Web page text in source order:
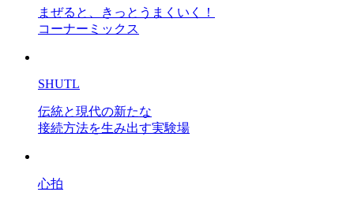
まぜると、きっとうまくいく！
コーナーミックス
SHUTL
伝統と現代の新たな
接続方法を生み出す実験場
心拍